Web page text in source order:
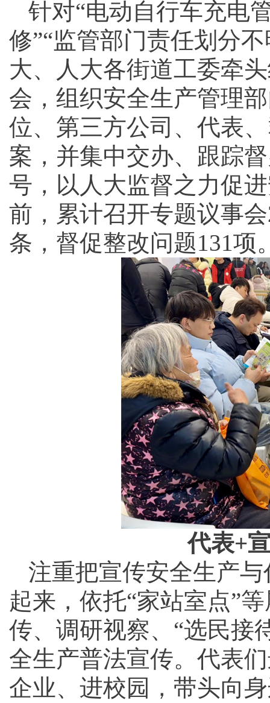
针对“电动自行车充电
修”“监管部门责任划分
大、人大各街道工委牵
会，组织安全生产管理
位、第三方公司、代表
案，并集中交办、跟踪
号，以人大监督之力促
前，累计召开专题议事
条，督促整改问题131项
代表+
注重把宣传安全生产
起来，依托“家站室点”
传、调研视察、“选民接
全生产普法宣传。代表
企业、进校园，带头向